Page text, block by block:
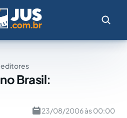
editores
Brasil:
23/08/2006 às 00:00